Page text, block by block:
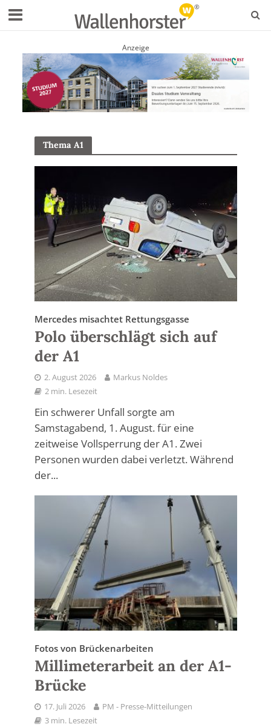
Anzeige
Thema A1
Mercedes misachtet Rettungsgasse
Polo überschlägt sich auf
der A1
2. August 2026
Markus Noldes
2 min. Lesezeit
Ein schwerer Unfall sorgte am
Samstagabend, 1. August. für eine
zeitweise Vollsperrung der A1. Zwei
Personen wurden dabei verletzt. Während
der...
Fotos von Brückenarbeiten
Millimeterarbeit an der A1-
Brücke
17. Juli 2026
PM - Presse-Mitteilungen
3 min. Lesezeit